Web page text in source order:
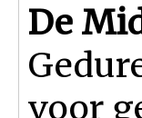
De
voor